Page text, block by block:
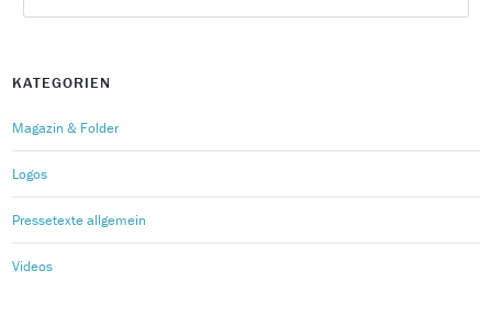
KATEGORIEN
Magazin & Folder
Logos
Pressetexte allgemein
Videos